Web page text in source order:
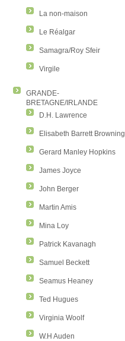
La non-maison
Le Réalgar
Samagra/Roy Sfeir
Virgile
GRANDE-
BRETAGNE/IRLANDE
D.H. Lawrence
Elisabeth Barrett Browning
Gerard Manley Hopkins
James Joyce
John Berger
Martin Amis
Mina Loy
Patrick Kavanagh
Samuel Beckett
Seamus Heaney
Ted Hugues
Virginia Woolf
W.H Auden